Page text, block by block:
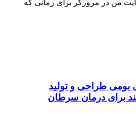
من در مرورگر برای زمانی که
بومی طراحی و تولید
برای درمان سرطان